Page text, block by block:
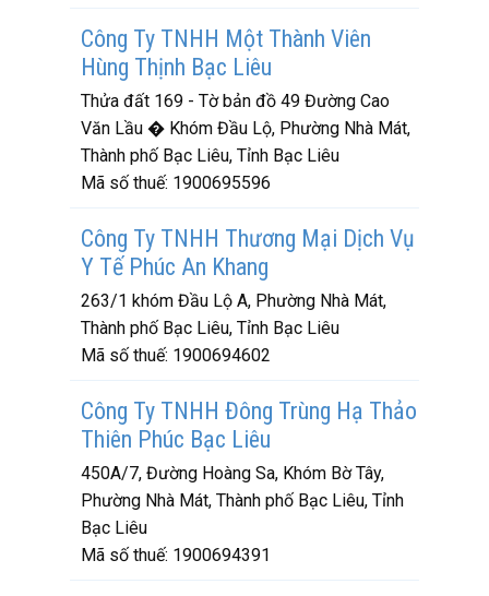
Công Ty TNHH Một Thành Viên
Hùng Thịnh Bạc Liêu
Thửa đất 169 - Tờ bản đồ 49 Đường Cao
Văn Lầu � Khóm Đầu Lộ, Phường Nhà Mát,
Thành phố Bạc Liêu, Tỉnh Bạc Liêu
Mã số thuế: 1900695596
Công Ty TNHH Thương Mại Dịch Vụ
Y Tế Phúc An Khang
263/1 khóm Đầu Lộ A, Phường Nhà Mát,
Thành phố Bạc Liêu, Tỉnh Bạc Liêu
Mã số thuế: 1900694602
Công Ty TNHH Đông Trùng Hạ Thảo
Thiên Phúc Bạc Liêu
450A/7, Đường Hoàng Sa, Khóm Bờ Tây,
Phường Nhà Mát, Thành phố Bạc Liêu, Tỉnh
Bạc Liêu
Mã số thuế: 1900694391